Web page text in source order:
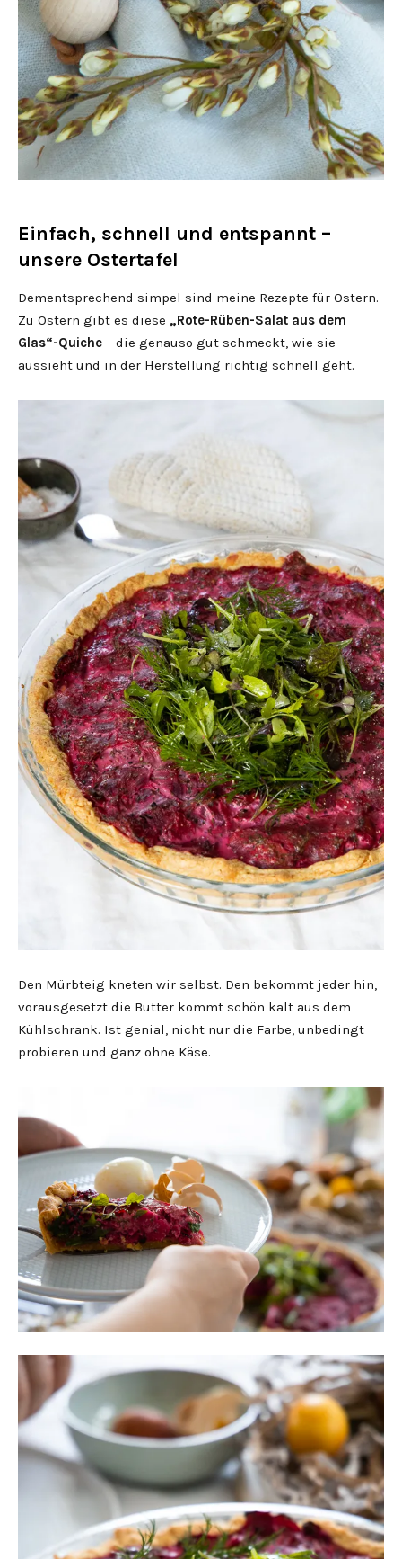
Einfach, schnell und entspannt –
unsere Ostertafel
Dementsprechend simpel sind meine Rezepte für Ostern.
Zu Ostern gibt es diese „Rote-Rüben-Salat aus dem
Glas“-Quiche – die genauso gut schmeckt, wie sie
aussieht und in der Herstellung richtig schnell geht.
Den Mürbteig kneten wir selbst. Den bekommt jeder hin,
vorausgesetzt die Butter kommt schön kalt aus dem
Kühlschrank. Ist genial, nicht nur die Farbe, unbedingt
probieren und ganz ohne Käse.